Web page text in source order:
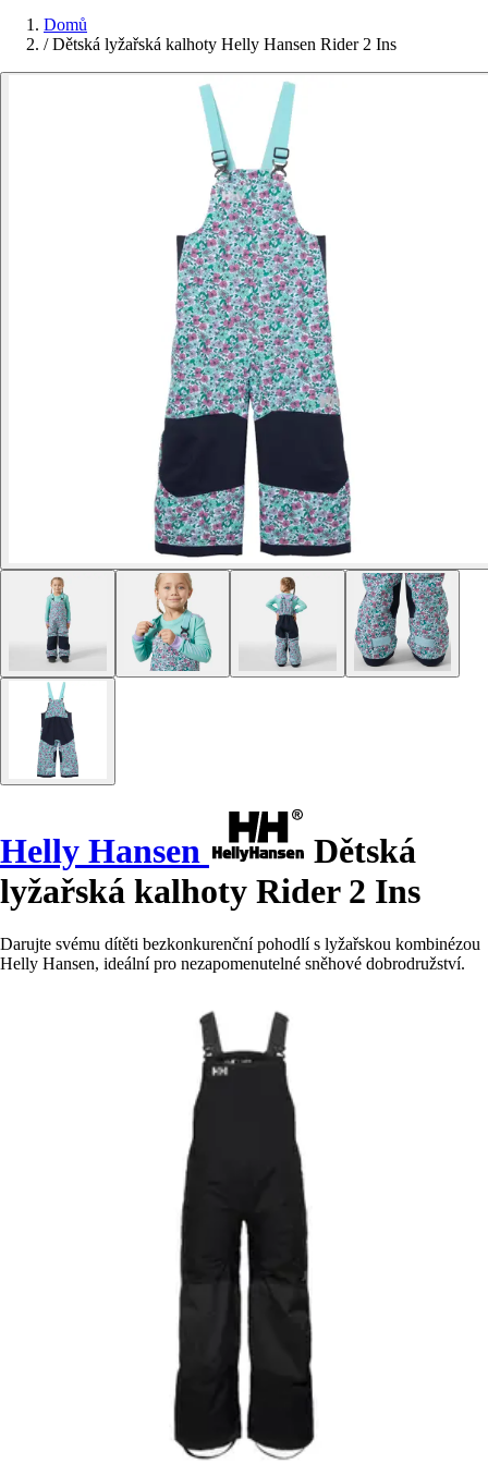
Domů
/ Dětská lyžařská kalhoty Helly Hansen Rider 2 Ins
Helly Hansen
Dětská
lyžařská kalhoty Rider 2 Ins
Darujte svému dítěti bezkonkurenční pohodlí s lyžařskou kombinézou
Helly Hansen, ideální pro nezapomenutelné sněhové dobrodružství.